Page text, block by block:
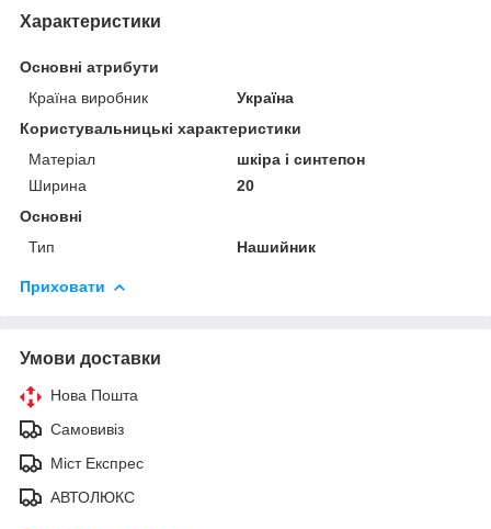
Характеристики
Основні атрибути
Країна виробник
Україна
Користувальницькі характеристики
Матеріал
шкіра і синтепон
Ширина
20
Основні
Тип
Нашийник
Приховати
Умови доставки
Нова Пошта
Самовивіз
Міст Експрес
АВТОЛЮКС